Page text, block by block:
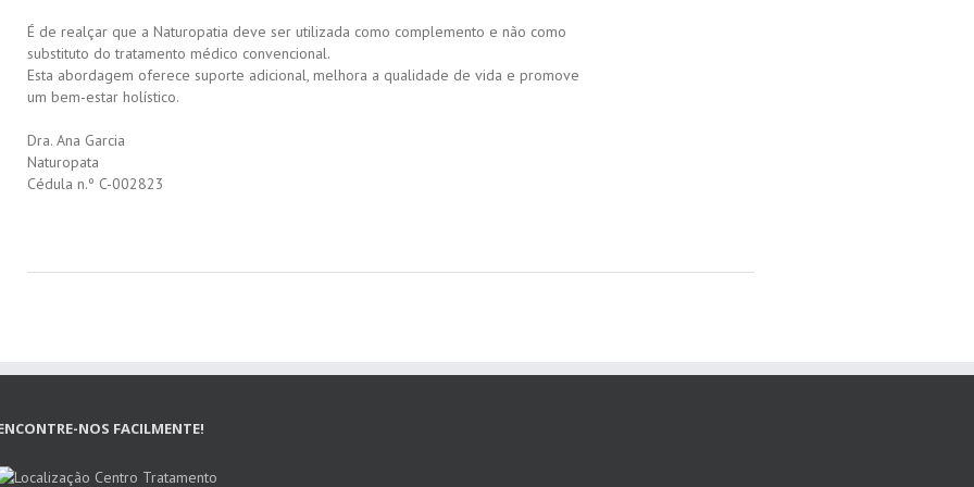
É de realçar que a Naturopatia deve ser utilizada como complemento e não como
substituto do tratamento médico convencional.
Esta abordagem oferece suporte adicional, melhora a qualidade de vida e promove
um bem-estar holístico.
Dra. Ana Garcia
Naturopata
Cédula n.º C-002823
NOS FACILMENTE!